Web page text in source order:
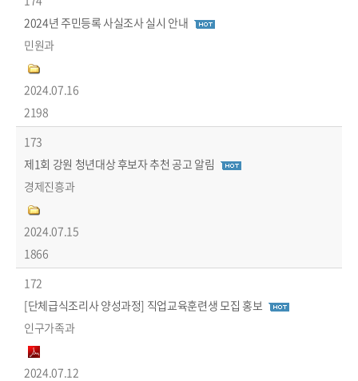
2024년 주민등록 사실조사 실시 안내
민원과
2024.07.16
2198
173
제1회 강원 청년대상 후보자 추천 공고 알림
경제진흥과
2024.07.15
1866
172
[단체급식조리사 양성과정] 직업교육훈련생 모집 홍보
인구가족과
2024.07.12